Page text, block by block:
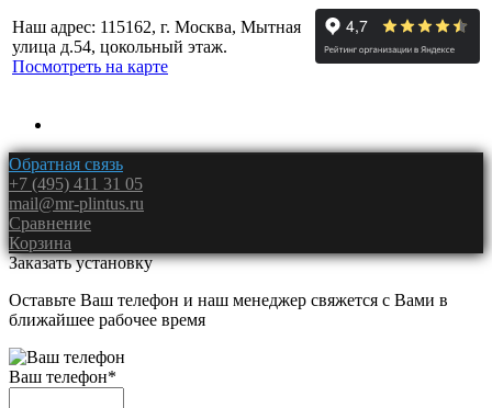
Наш адрес: 115162, г. Москва, Мытная
улица д.54, цокольный этаж.
Посмотреть на карте
Обратная связь
+7 (495) 411 31 05
mail@mr-plintus.ru
Сравнение
Корзина
Заказать установку
Оставьте Ваш телефон и наш менеджер свяжется с Вами в
ближайшее рабочее время
Ваш телефон*